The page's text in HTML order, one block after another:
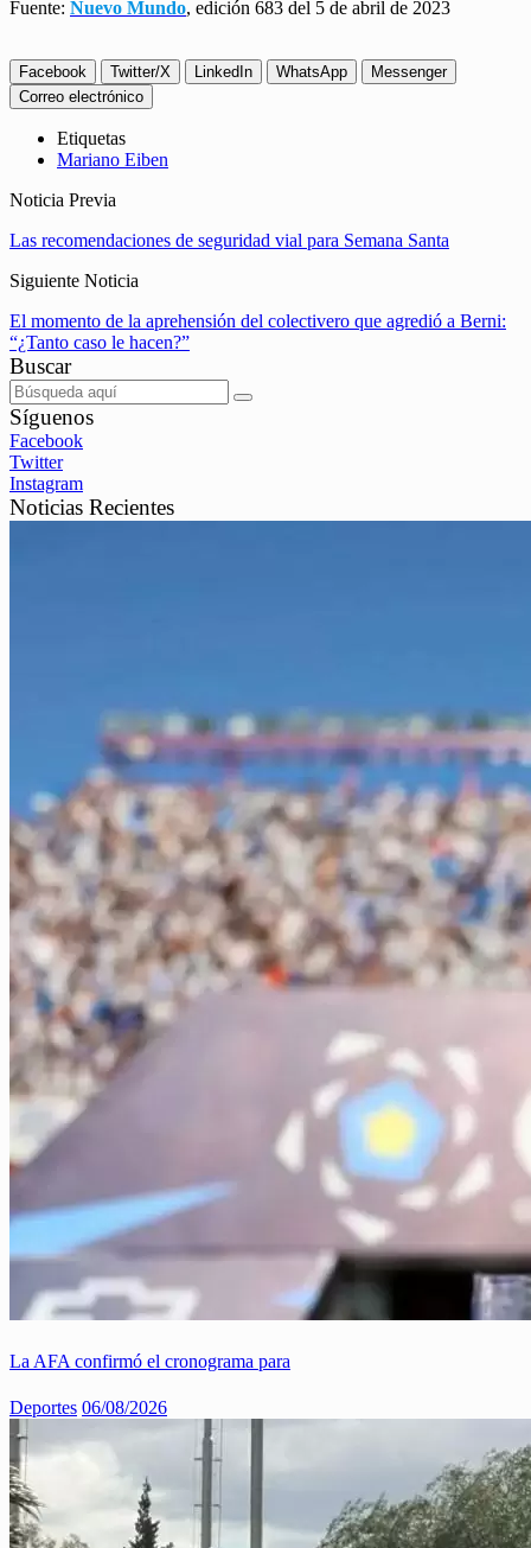
Fuente: Nuevo Mundo, edición 683 del 5 de abril de 2023
Facebook Twitter/X LinkedIn WhatsApp
Messenger
Correo electrónico
Etiquetas
Mariano Eiben
Noticia Previa
Las recomendaciones de seguridad vial para Semana Santa
Siguiente Noticia
El momento de la aprehensión del colectivero que agredió a Berni:
“¿Tanto caso le hacen?”
Buscar
Síguenos
Facebook
Twitter
Instagram
Noticias Recientes
La AFA confirmó el cronograma para
Deportes 06/08/2026